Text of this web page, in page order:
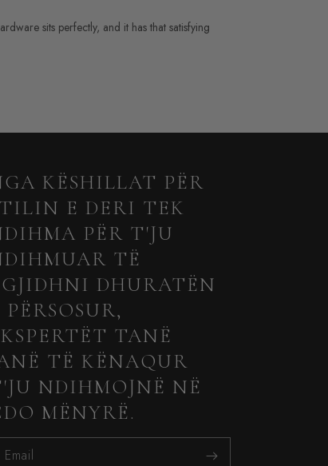
sits perfectly, and it has that satisfying
KËSHILLAT PËR
E DERI TEK
PËR T'JU
TË
DHURATËN
PËRSOSUR,
TANË
TË KËNAQUR
NDIHMOJNË NË
MËNYRË.
Email